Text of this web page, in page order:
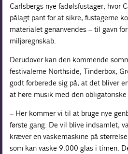
Carlsbergs nye fadølsfustager, hvor
pålagt pant for at sikre, fustagerne
materialet genanvendes – til gavn
miljøregnskab.
Derudover kan den kommende
festivalerne Northside, Tinderbox,
godt forberede sig på, at det bliver
at høre musik med den obligatoriske
– Her kommer vi til at bruge nye
første gang. De vil blive indsamlet,
kræver en vaskemaskine på
som kan vaske 9.000 glas i timen.